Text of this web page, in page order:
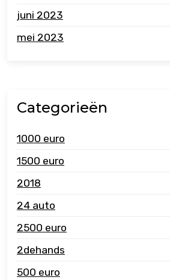
juni 2023
mei 2023
Categorieën
1000 euro
1500 euro
2018
24 auto
2500 euro
2dehands
500 euro